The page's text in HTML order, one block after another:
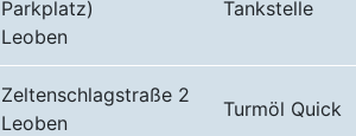
Parkplatz)
Leoben
Tankstelle
Zeltenschlagstraße 2
Leoben
Turmöl Quick